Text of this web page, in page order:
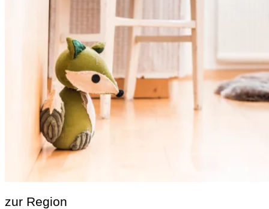
zur Region